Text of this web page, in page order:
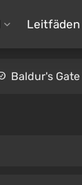
Leitfäden
Baldur's Gate